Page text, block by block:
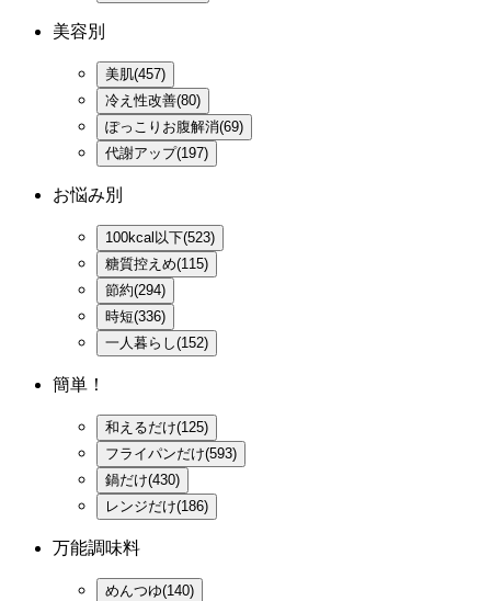
美容別
美肌(457)
冷え性改善(80)
ぽっこりお腹解消(69)
代謝アップ(197)
お悩み別
100kcal以下(523)
糖質控えめ(115)
節約(294)
時短(336)
一人暮らし(152)
簡単！
和えるだけ(125)
フライパンだけ(593)
鍋だけ(430)
レンジだけ(186)
万能調味料
めんつゆ(140)